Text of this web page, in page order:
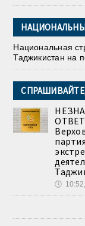
Национальная
Таджикистан на
🕔